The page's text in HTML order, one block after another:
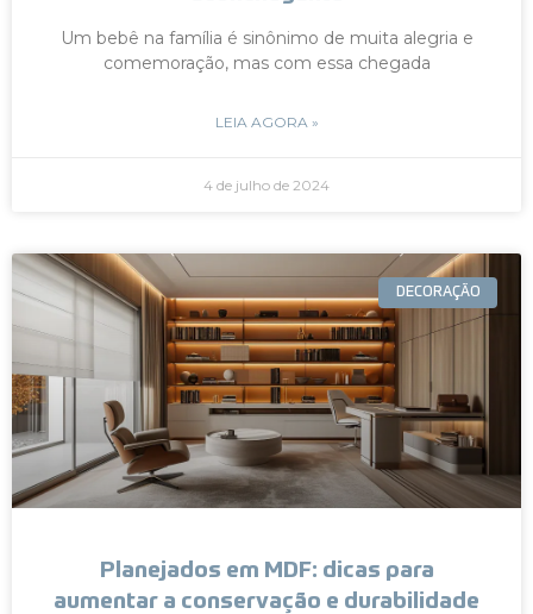
Um bebê na família é sinônimo de muita alegria e
comemoração, mas com essa chegada
LEIA AGORA »
4 de julho de 2024
DECORAÇÃO
Planejados em MDF: dicas para
aumentar a conservação e durabilidade